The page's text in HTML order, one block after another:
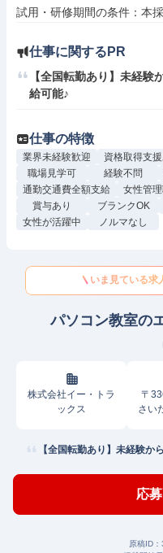
仕事に関するPR
【全国転勤あり】未経験
給可能♪
仕事の特徴
業界未経験歓迎 資格取得支援
職場見学可
経験不問
通勤交通費全額支給
女性管
賞与あり
ブランクOK
女性が活躍中
ノルマなし
いま見ている求
パソコン教室の
株式会社イー・トラ
ックス
〒
さい
【全国転勤あり】未経験か
応
原稿ID：